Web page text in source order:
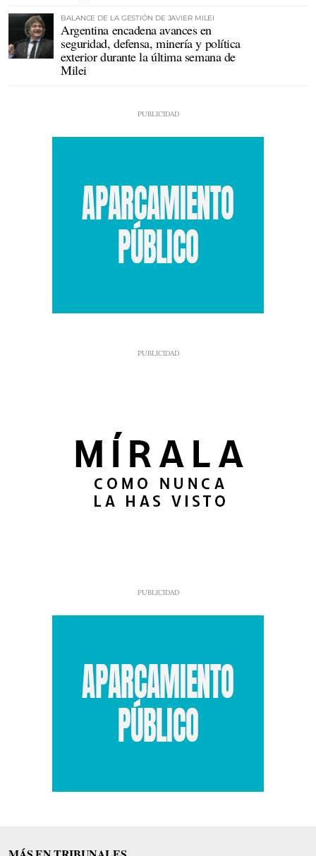
BALANCE DE LA GESTIÓN DE JAVIER MILEI
Argentina encadena avances en
seguridad, defensa, minería y política
exterior durante la última semana de
Milei